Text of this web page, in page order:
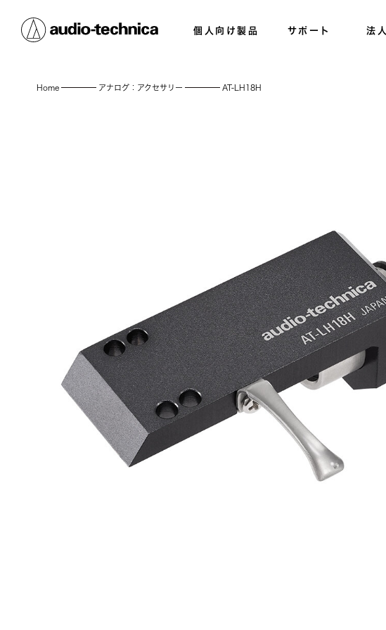
個人向け製品 サポート 法
Home アナログ：アクセサリー AT-LH18H